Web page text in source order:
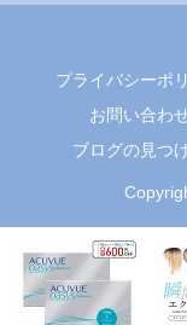
プライバシーポ
お問い合わ
ブログの見つ